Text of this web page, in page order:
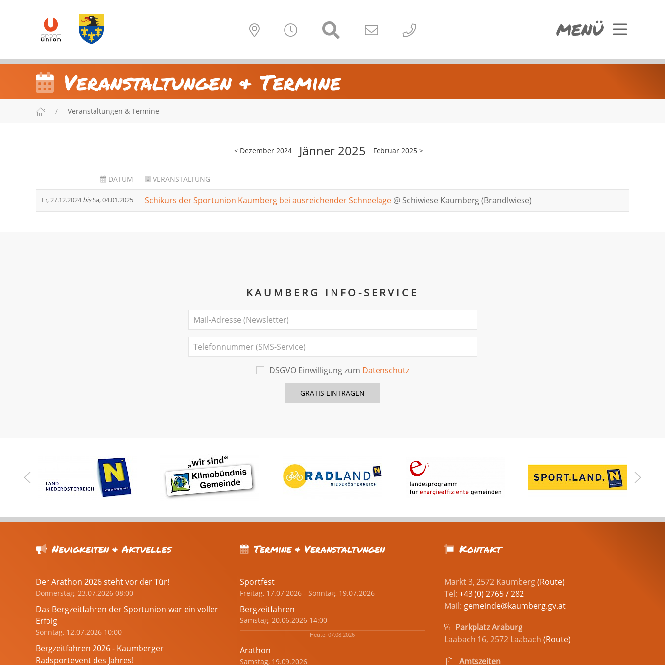
MENÜ
Veranstaltungen & Termine
Veranstaltungen & Termine
< Dezember 2024 Jänner 2025 Februar 2025 >
DATUM VERANSTALTUNG
Fr, 27.12.2024bisSa, 04.01.2025 Schikurs der Sportunion Kaumberg bei ausreichender Schneelage @ Schiwiese Kaumberg (Brandlwiese)
KAUMBERG INFO-SERVICE
DSGVO Einwilligung zum Datenschutz
Neuigkeiten & Aktuelles
Der Arathon 2026 steht vor der Tür!
Donnerstag, 23.07.2026 08:00
Das Bergzeitfahren der Sportunion war ein voller
Erfolg
Sonntag, 12.07.2026 10:00
Bergzeitfahren 2026 - Kaumberger
Radsportevent des Jahres!
Termine & Veranstaltungen
Sportfest
Freitag, 17.07.2026 - Sonntag, 19.07.2026
Bergzeitfahren
Samstag, 20.06.2026 14:00
Heute: 07.08.2026
Arathon
Samstag, 19.09.2026
Kontakt
Markt 3, 2572 Kaumberg(Route)
Tel:+43 (0) 2765 / 282
Mail: gemeinde@kaumberg.gv.at
Parkplatz Araburg
Laabach 16, 2572 Laabach(Route)
Amtszeiten